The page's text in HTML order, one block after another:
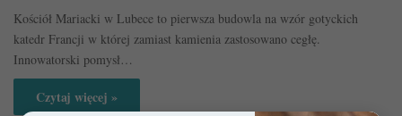
Kościół Mariacki w Lubece to pierwsza budowla na wzór gotyckich
katedr Francji w której zamiast kamienia zastosowano cegłę.
Innowatorski pomysł…
Czytaj więcej »